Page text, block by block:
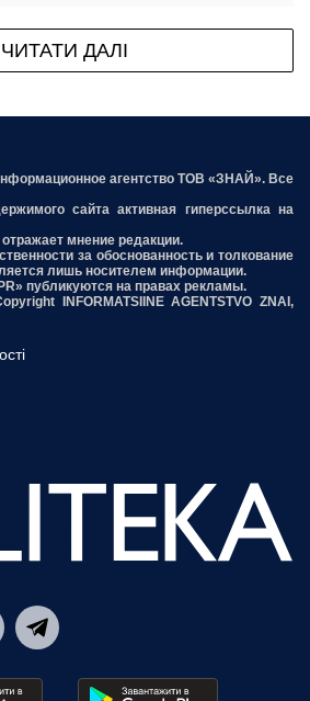
ЧИТАТИ ДАЛІ
агентство ТОВ «ЗНАЙ». Все
сайта активная гиперссылка на
мнение редакции.
за обоснованность и толкование
лишь носителем информации.
публикуются на правах рекламы.
INFORMATSIINE AGENTSTVO ZNAI,